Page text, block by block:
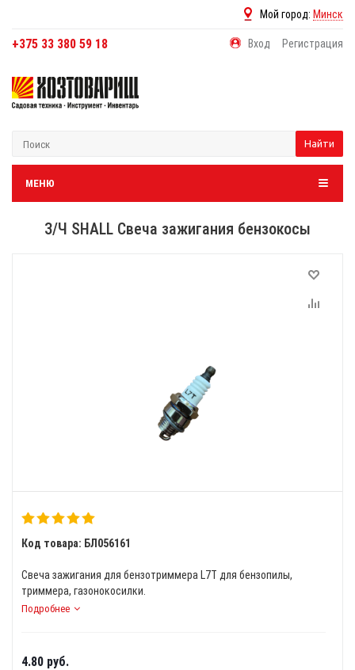
Мой город: Минск
+375 33 380 59 18 Вход Регистрация
Найти
МЕНЮ
З/Ч SHALL Свеча зажигания бензокосы
Код товара: БЛ056161
Свеча зажигания для бензотриммера L7Т для бензопилы,
триммера, газонокосилки.
Подробнее
4.80 руб.